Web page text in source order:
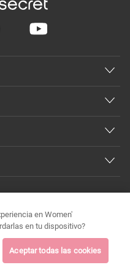
2026 ©
en Women'
en tu dispositivo?
Aceptar todas las cookies